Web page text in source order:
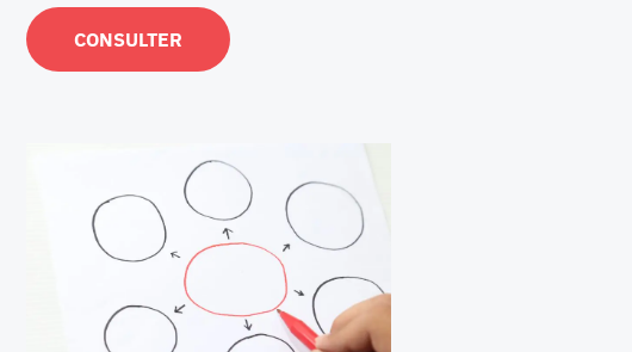
CONSULTER